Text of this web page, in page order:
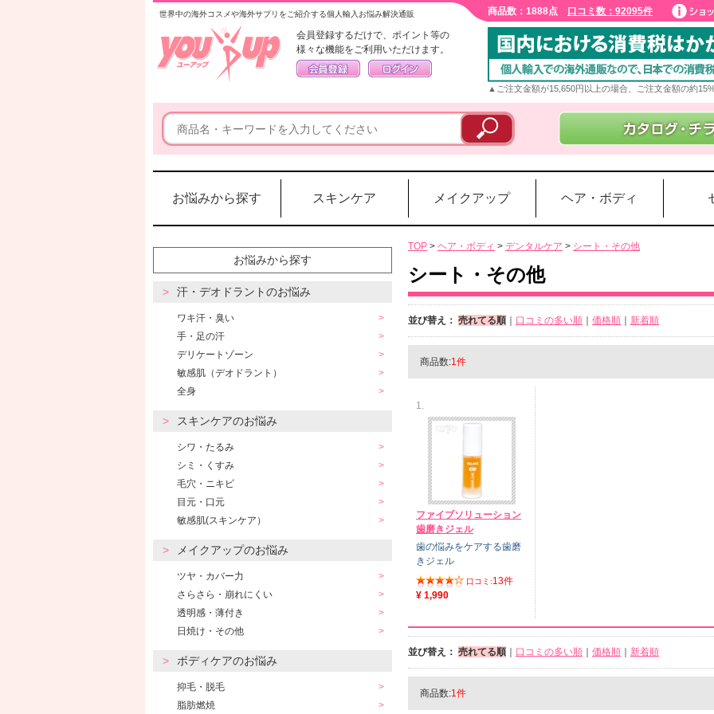
世界中の海外コスメや海外サプリをご紹介する個人輸入お悩み解決通販 商品数：1888点 口コミ数：92095件
会員登録するだけで、ポイント等の
様々な機能をご利用いただけます。
▲ご注文金額が15,650円以上の場合、ご注文金額の約
お悩みから探す スキンケア メイクアップ ヘア・ボディ
お悩みから探す
汗・デオドラントのお悩み
ワキ汗・臭い
手・足の汗
デリケートゾーン
敏感肌（デオドラント）
全身
スキンケアのお悩み
シワ・たるみ
シミ・くすみ
毛穴・ニキビ
目元・口元
敏感肌(スキンケア）
メイクアップのお悩み
ツヤ・カバー力
さらさら・崩れにくい
透明感・薄付き
日焼け・その他
ボディケアのお悩み
抑毛・脱毛
脂肪燃焼
TOP > ヘア・ボディ > デンタルケア > シート・その他
シート・その他
並び替え： 売れてる順 口コミの多い順 価格順 新着順
商品数:1件
1.
ファイブソリューション
歯磨きジェル
歯の悩みをケアする歯磨
きジェル
口コミ:13件
¥ 1,990
並び替え： 売れてる順 口コミの多い順 価格順 新着順
商品数:1件